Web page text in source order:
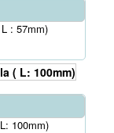
: 57mm)
100mm)